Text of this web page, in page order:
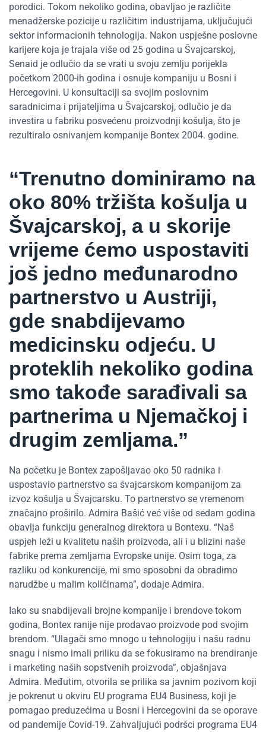
porodici. Tokom nekoliko godina, obavljao je različite
menadžerske pozicije u različitim industrijama, uključujući
sektor informacionih tehnologija. Nakon uspješne poslovne
karijere koja je trajala više od 25 godina u Švajcarskoj,
Senaid je odlučio da se vrati u svoju zemlju porijekla
početkom 2000-ih godina i osnuje kompaniju u Bosni i
Hercegovini. U konsultaciji sa svojim poslovnim
saradnicima i prijateljima u Švajcarskoj, odlučio je da
investira u fabriku posvećenu proizvodnji košulja, što je
rezultiralo osnivanjem kompanije Bontex 2004. godine.
“Trenutno dominiramo na
oko 80% tržišta košulja u
Švajcarskoj, a u skorije
vrijeme ćemo uspostaviti
još jedno međunarodno
partnerstvo u Austriji,
gde snabdijevamo
medicinsku odjeću. U
proteklih nekoliko godina
smo takođe sarađivali sa
partnerima u Njemačkoj i
drugim zemljama.”
Na početku je Bontex zapošljavao oko 50 radnika i
uspostavio partnerstvo sa švajcarskom kompanijom za
izvoz košulja u Švajcarsku. To partnerstvo se vremenom
značajno proširilo. Admira Bašić već više od sedam godina
obavlja funkciju generalnog direktora u Bontexu. “Naš
uspjeh leži u kvalitetu naših proizvoda, ali i u blizini naše
fabrike prema zemljama Evropske unije. Osim toga, za
razliku od konkurencije, mi smo sposobni da obradimo
narudžbe u malim količinama”, dodaje Admira.
Iako su snabdijevali brojne kompanije i brendove tokom
godina, Bontex ranije nije prodavao proizvode pod svojim
brendom. “Ulagači smo mnogo u tehnologiju i našu radnu
snagu i nismo imali priliku da se fokusiramo na brendiranje
i marketing naših sopstvenih proizvoda”, objašnjava
Admira. Međutim, otvorila se prilika sa javnim pozivom koji
je pokrenut u okviru EU programa EU4 Business, koji je
pomagao preduzećima u Bosni i Hercegovini da se oporave
od pandemije Covid-19. Zahvaljujući podršci programa EU4